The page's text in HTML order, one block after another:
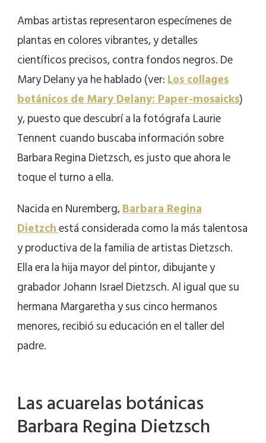
Ambas artistas representaron especímenes de
plantas en colores vibrantes, y detalles
científicos precisos, contra fondos negros. De
Mary Delany ya he hablado (ver:Los collages
botánicos de Mary Delany: Paper-mosaicks)
y, puesto que descubrí a la fotógrafa Laurie
Tennent cuando buscaba información sobre
Barbara Regina Dietzsch, es justo que ahora le
toque el turno a ella.
Nacida en Nuremberg,Barbara Regina
Dietzchestá considerada como la más talentosa
y productiva de la familia de artistas Dietzsch.
Ella era la hija mayor del pintor, dibujante y
grabador Johann Israel Dietzsch. Al igual que su
hermana Margaretha y sus cinco hermanos
menores, recibió su educación en el taller del
padre.
Las acuarelas botánicas
Barbara Regina Dietzsch